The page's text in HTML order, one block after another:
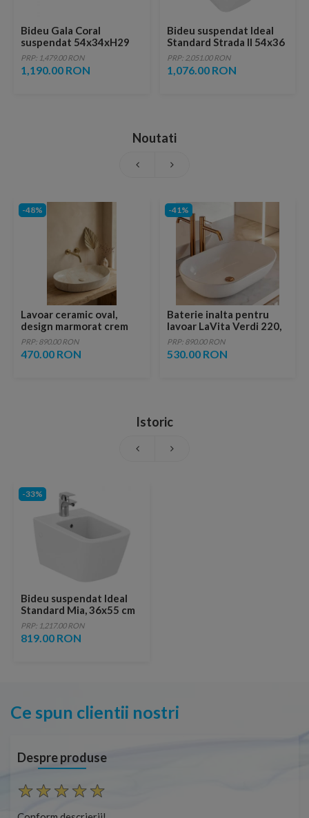
Bideu Gala Coral
suspendat 54x34xH29
cm alb
PRP: 1,479.00 RON
1,190.00 RON
Bideu suspendat Ideal
Standard Strada II 54x36
cm alb lucios
PRP: 2,051.00 RON
1,076.00 RON
Noutati
-48%
Lavoar ceramic oval,
design marmorat crem
lucios cu vene aurii,
ventil inclus
PRP: 890.00 RON
470.00 RON
-41%
Baterie inalta pentru
lavoar LaVita Verdi 220,
fara ventil, brushed
copper
PRP: 890.00 RON
530.00 RON
Istoric
-33%
Bideu suspendat Ideal
Standard Mia, 36x55 cm
PRP: 1,217.00 RON
819.00 RON
Ce spun clientii nostri
Despre produse